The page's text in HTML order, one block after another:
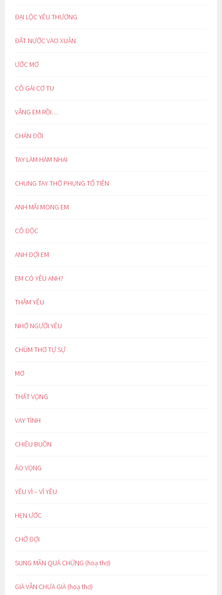
ĐẠI LỘC YÊU THƯƠNG
ĐẤT NƯỚC VÀO XUÂN
ƯỚC MƠ
CÔ GÁI CƠ TU
VẮNG EM RỒI…
CHÁN ĐỜI
TAY LÀM HÀM NHAI
CHUNG TAY THỜ PHỤNG TỔ TIÊN
ANH MÃI MONG EM
CÔ ĐỘC
ANH ĐỢI EM
EM CÓ YÊU ANH?
THẦM YÊU
NHỚ NGƯỜI YÊU
CHÙM THƠ TỰ SỰ
MƠ
THẤT VỌNG
VAY TÌNH
CHIỀU BUỒN
ẢO VỌNG
YÊU VÌ – VÌ YÊU
HẸN ƯỚC
CHỜ ĐỢI
SUNG MÃN QUÁ CHỪNG (hoạ thơ)
GIÀ VẪN CHƯA GIÀ (hoạ thơ)